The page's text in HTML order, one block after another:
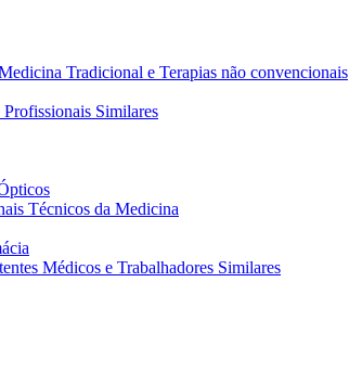
Tradicional e Terapias não convencionais
Profissionais Similares
Técnicos da Medicina
Médicos e Trabalhadores Similares